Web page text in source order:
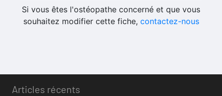
Si vous êtes l'ostéopathe concerné et que vous
souhaitez modifier cette fiche, contactez-nous
Articles récents